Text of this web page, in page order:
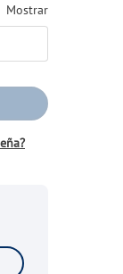
Mostrar